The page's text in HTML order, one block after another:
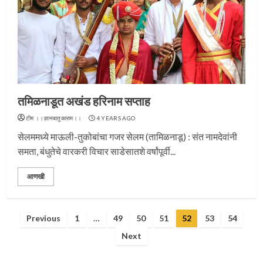
तमिळनाडूत अखंड हरिनाम सप्ताह
टीम ।।ज्ञानबातुकाराम।। 4 YEARS AGO
सेलममध्ये माऊली-तुकोबांचा गजर सेलम (तामिळनाडू) : संत नामदेवांनी
समता, बंधुतेचे वारकरी विचार साडेसातशे वर्षांपूर्वी...
आणखी
PostsPrevious 1 … 49 50 51 52 53
54
Next
प्रस्थान सोहळ्यासाठी आळंदी सज्ज